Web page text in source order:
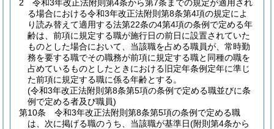
2
令和3年改正法附則第4条から第7条までの規定が適用され
る場合における令和3年改正法附則第8条第4項の規定によ
り読み替えて適用する法第22条の4第4項の条例で定める年
齢は、前項に規定する職が施行日の前日に設置されていた
ものとした場合において、当該職を占める職員が、常時勤
務を要する職でその職務が前項に規定する職と同種の職を
占めているものとしたときにおける旧定年条例定年に準じ
た前項に規定する職に係る年齢とする。
(令和3年改正法附則第8条第5項の条例で定める職並びに条
例で定める者及び職員)
第10条
令和3年改正法附則第8条第5項の条例で定める職
は、次に掲げる職のうち、当該職が基準日(附則第4条から